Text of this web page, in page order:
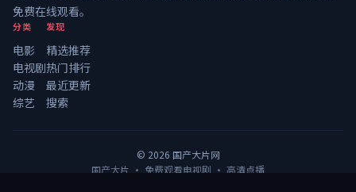
免费在线观看。
分类
电影
电视剧
动漫
综艺
发现
精选推荐
热门排行
最近更新
搜索
© 2026 国产大片网
国产大片 · 免费观看电视剧 · 高清点播